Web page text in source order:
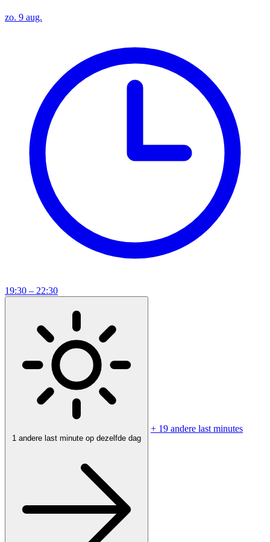
zo. 9 aug.
19:30 – 22:30
1 andere last minute op dezelfde dag
+ 19 andere last minutes